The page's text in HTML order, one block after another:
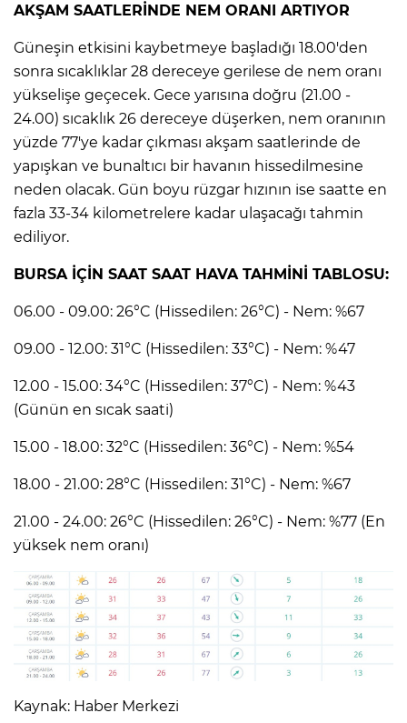
AKŞAM SAATLERİNDE NEM ORANI ARTIYOR
Güneşin etkisini kaybetmeye başladığı 18.00'den
sonra sıcaklıklar 28 dereceye gerilese de nem oranı
yükselişe geçecek. Gece yarısına doğru (21.00 -
24.00) sıcaklık 26 dereceye düşerken, nem oranının
yüzde 77'ye kadar çıkması akşam saatlerinde de
yapışkan ve bunaltıcı bir havanın hissedilmesine
neden olacak. Gün boyu rüzgar hızının ise saatte en
fazla 33-34 kilometrelere kadar ulaşacağı tahmin
ediliyor.
BURSA İÇİN SAAT SAAT HAVA TAHMİNİ TABLOSU:
06.00 - 09.00: 26°C (Hissedilen: 26°C) - Nem: %67
09.00 - 12.00: 31°C (Hissedilen: 33°C) - Nem: %47
12.00 - 15.00: 34°C (Hissedilen: 37°C) - Nem: %43
(Günün en sıcak saati)
15.00 - 18.00: 32°C (Hissedilen: 36°C) - Nem: %54
18.00 - 21.00: 28°C (Hissedilen: 31°C) - Nem: %67
21.00 - 24.00: 26°C (Hissedilen: 26°C) - Nem: %77 (En
yüksek nem oranı)
Kaynak: Haber Merkezi